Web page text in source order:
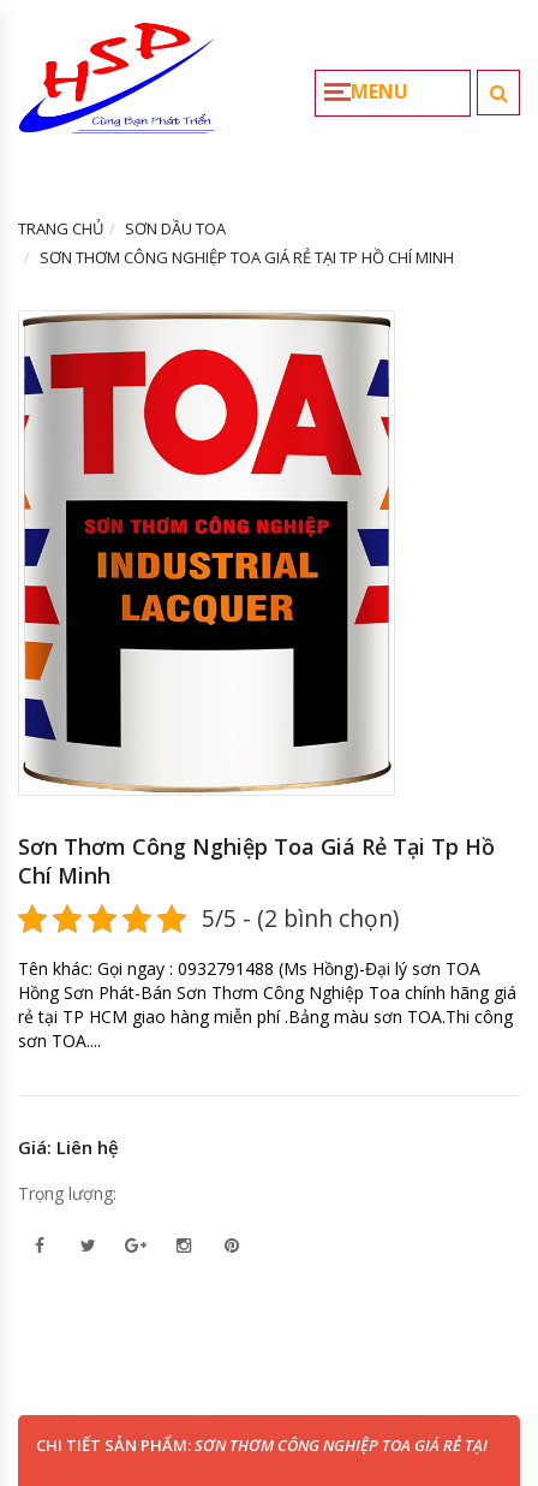
MENU
TRANG CHỦ
SƠN DẦU TOA
SƠN THƠM CÔNG NGHIỆP TOA GIÁ RẺ TẠI TP HỒ CHÍ MINH
Sơn Thơm Công Nghiệp Toa Giá Rẻ Tại Tp Hồ
Chí Minh
5/5 - (2 bình chọn)
Tên khác: Gọi ngay : 0932791488 (Ms Hồng)-Đại lý sơn TOA
Hồng Sơn Phát-Bán Sơn Thơm Công Nghiệp Toa chính hãng giá
rẻ tại TP HCM giao hàng miễn phí .Bảng màu sơn TOA.Thi công
sơn TOA....
Giá: Liên hệ
Trọng lượng:
CHI TIẾT SẢN PHẨM:SƠN THƠM CÔNG NGHIỆP TOA GIÁ RẺ TẠI